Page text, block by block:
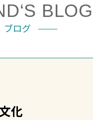
BLOG
ブログ
化